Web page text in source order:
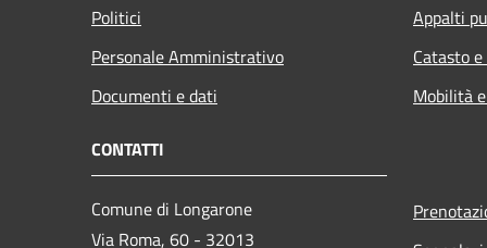
Politici
Personale Amministrativo
Documenti e dati
Appalti
Catasto
Mobilità
CONTATTI
Comune di Longarone
Via Roma, 60 - 32013